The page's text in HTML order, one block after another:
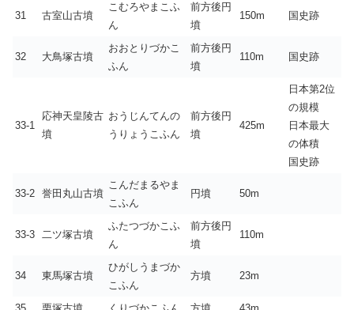
31 古室山古墳
こむろやまこふ
ん
前方後円
墳
150m 国史跡
32 大鳥塚古墳
おおとりづかこ
ふん
前方後円
墳
110m 国史跡
33-1
応神天皇陵古
墳
おうじんてんの
うりょうこふん
前方後円
墳
425m
日本第2位
の規模
日本最大
の体積
国史跡
33-2 誉田丸山古墳
こんだまるやま
こふん
円墳 50m
33-3 二ツ塚古墳
ふたつづかこふ
ん
前方後円
墳
110m
34 東馬塚古墳
ひがしうまづか
こふん
方墳 23m